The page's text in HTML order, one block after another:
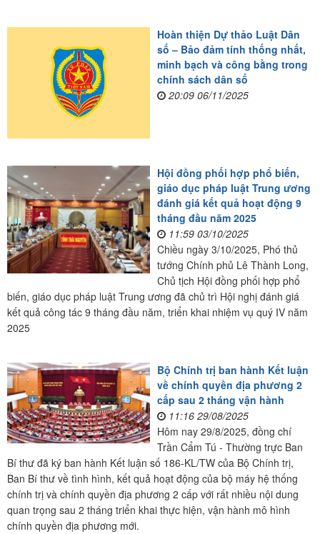
Hoàn thiện Dự thảo Luật Dân
số – Bảo đảm tính thống nhất,
minh bạch và công bằng trong
chính sách dân số
20:09 06/11/2025
Hội đồng phối hợp phổ biến,
giáo dục pháp luật Trung ương
đánh giá kết quả hoạt động 9
tháng đầu năm 2025
11:59 03/10/2025
Chiều ngày 3/10/2025, Phó thủ
tướng Chính phủ Lê Thành Long,
Chủ tịch Hội đồng phối hợp phổ
biến, giáo dục pháp luật Trung ương đã chủ trì Hội nghị đánh giá
kết quả công tác 9 tháng đầu năm, triển khai nhiệm vụ quý IV năm
2025
Bộ Chính trị ban hành Kết luận
về chính quyền địa phương 2
cấp sau 2 tháng vận hành
11:16 29/08/2025
Hôm nay 29/8/2025, đồng chí
Trần Cẩm Tú - Thường trực Ban
Bí thư đã ký ban hành Kết luận số 186-KL/TW của Bộ Chính trị,
Ban Bí thư về tình hình, kết quả hoạt động của bộ máy hệ thống
chính trị và chính quyền địa phương 2 cấp với rất nhiều nội dung
quan trọng sau 2 tháng triển khai thực hiện, vận hành mô hình
chính quyền địa phương mới.